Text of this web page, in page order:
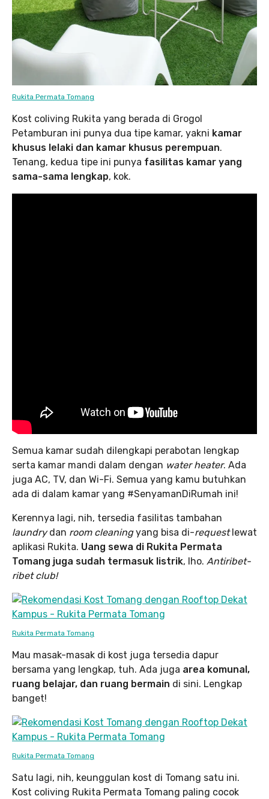
Rukita Permata Tomang
Kost coliving Rukita yang berada di Grogol
Petamburan ini punya dua tipe kamar, yakni kamar
khusus lelaki dan kamar khusus perempuan.
Tenang, kedua tipe ini punya fasilitas kamar yang
sama-sama lengkap, kok.
Semua kamar sudah dilengkapi perabotan lengkap
serta kamar mandi dalam dengan water heater. Ada
juga AC, TV, dan Wi-Fi. Semua yang kamu butuhkan
ada di dalam kamar yang #SenyamanDiRumah ini!
Kerennya lagi, nih, tersedia fasilitas tambahan
laundrydan room cleaningyang bisa di-requestlewat
aplikasi Rukita. Uang sewa di Rukita Permata
Tomang juga sudah termasuk listrik, lho. Antiribet-
ribet club!
Rukita Permata Tomang
Mau masak-masak di kost juga tersedia dapur
bersama yang lengkap, tuh. Ada juga area komunal,
ruang belajar, dan ruang bermain di sini. Lengkap
banget!
Rukita Permata Tomang
Satu lagi, nih, keunggulan kost di Tomang satu ini.
Kost coliving Rukita Permata Tomang paling cocok